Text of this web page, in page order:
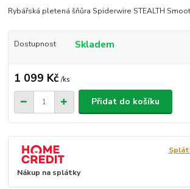
Rybářská pletená šňůra Spiderwire STEALTH
Dostupnost Skladem
1 099 Kč /ks
Přidat do košíku
Nákup na splátky